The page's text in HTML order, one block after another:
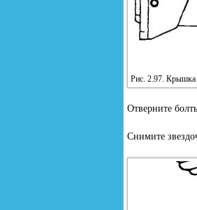
Рис. 2.97. Крышка
Отверните
Снимите